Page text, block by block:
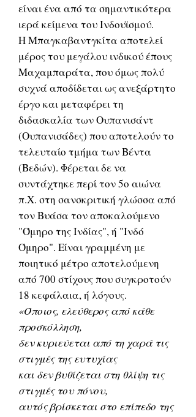
είναι ένα από τα σημαντικότερα
ιερά κείμενα του Ινδουϊσμού.
H Μπαγκαβαντγκίτα αποτελεί
μέρος του μεγάλου ινδικού έπους
Μαχαμπαράτα, που όμως πολύ
συχνά αποδίδεται ως ανεξάρτητο
έργο και μεταφέρει τη
διδασκαλία των Ουπανισάντ
(Ουπανισάδες) που αποτελούν το
τελευταίο τμήμα των Βέντα
(Βεδών). Φέρεται δε να
συντάχτηκε περί τον 5ο αιώνα
π.Χ. στη σανσκριτική γλώσσα από
τον Βυάσα τον αποκαλούμενο
"Όμηρο της Ινδίας", ή "Ινδό
Όμηρο". Είναι γραμμένη με
ποιητικό μέτρο αποτελούμενη
από 700 στίχους που συγκροτούν
18 κεφάλαια, ή λόγους.
«Όποιος, ελεύθερος από κάθε
προσκόλληση,
δεν κυριεύεται από τη χαρά τις
στιγμές της ευτυχίας
και δεν βυθίζεται στη θλίψη τις
στιγμές του πόνου,
αυτός βρίσκεται στο επίπεδο της